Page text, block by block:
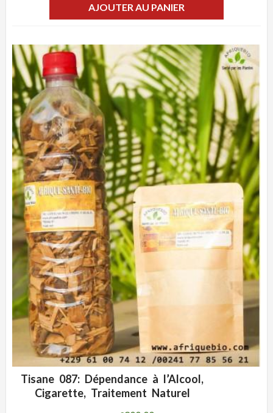
AJOUTER AU PANIER
CLIQUEZ POUR VOIR
ADD WISHLIST
Tisane 087: Dépendance à l’Alcool,
Cigarette, Traitement Naturel